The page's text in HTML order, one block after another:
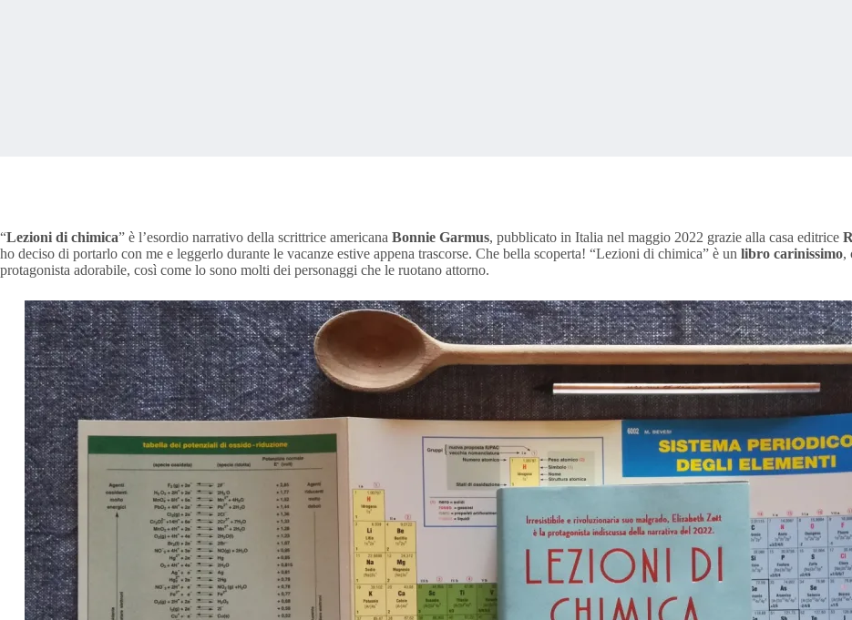
“Lezioni di chimica” è l’esordio narrativo della scrittrice americana Bonnie Garmus, pubblicato in Italia nel maggio 2022 grazie alla casa editrice
ho deciso di portarlo con me e leggerlo durante le vacanze estive appena trascorse. Che bella scoperta! “Lezioni di chimica” è un libro carinissimo,
protagonista adorabile, così come lo sono molti dei personaggi che le ruotano attorno.